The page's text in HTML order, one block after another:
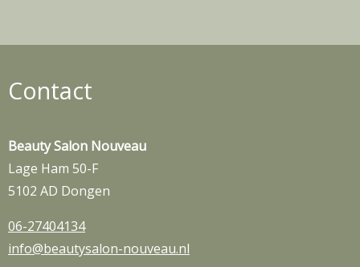
Contact
Beauty Salon Nouveau
Lage Ham 50-F
5102 AD Dongen
06-27404134
info@beautysalon-nouveau.nl